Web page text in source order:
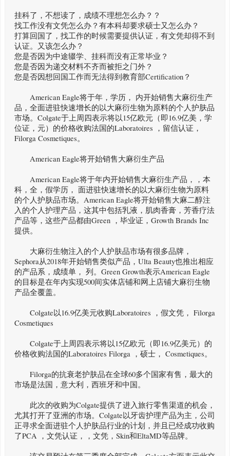
挂科了，不想读了，成绩不理想怎么办？？
找工作没有文凭怎么办？有本科却要求硕士又怎么办？
打算回国了，找工作的时候需要提供认证，有文凭却得不到
认证。又该怎么办？
您是否因为中途辍学、挂科而没有正常毕业？
您是否因为递交材料不齐而被拒之门外？
您是否因想回国工作而无法得到教育部Certification？
American Eagle将于年，学历， 内开始销售大麻衍生产
品，全面进驻快速增长的以大麻衍生物为原料的个人护肤品
市场。Colgate于上周四表示将以15亿欧元（即16.9亿美，学
位证，元）的价格收购法国的Laboratoires ，留信认证，
Filorga Cosmetiques。
American Eagle将开始销售大麻衍生产品
American Eagle将于年内开始销售大麻衍生产品，，本
科，全，假学历， 面进驻快速增长的以大麻衍生物为原料
的个人护肤品市场。American Eagle将开始销售大麻二醇注
入的个人护理产品，这其中包括乳液，肌肉香膏，芳香疗法
产品等，这些产品都由Green ，毕业证，Growth Brands Inc
提供。
大麻衍生物注入的个人护肤品市场有很多品牌，
Sephora从2018年开始销售类似产品，Ulta Beauty也推出相应
的产品系，成绩单， 列。Green Growth表示American Eagle
的目标是在年内实现500间实体店铺和网上店铺大麻衍生物
产品全覆盖。
Colgate以16.9亿美元收购Laboratoires ，假文凭， Filorga
Cosmetiques
Colgate于上周四表示将以15亿欧元（即16.9亿美元）的
价格收购法国的Laboratoires Filorga ，硕士， Cosmetiques。
Filorga的抗衰老护肤品在全球60多个国家有售，最大的
市场是法国，意大利，西班牙和中国。
此次的收购为Colgate提供了进入旅行零售渠道的机会，
尤其打开了亚洲的市场。Colgate以牙齿护理产品为主，公司
正寻求全面进驻个人护肤品行业的计划，并且已经成功收购
了PCA ，文凭认证，，文凭，Skin和EltaMD等品牌。